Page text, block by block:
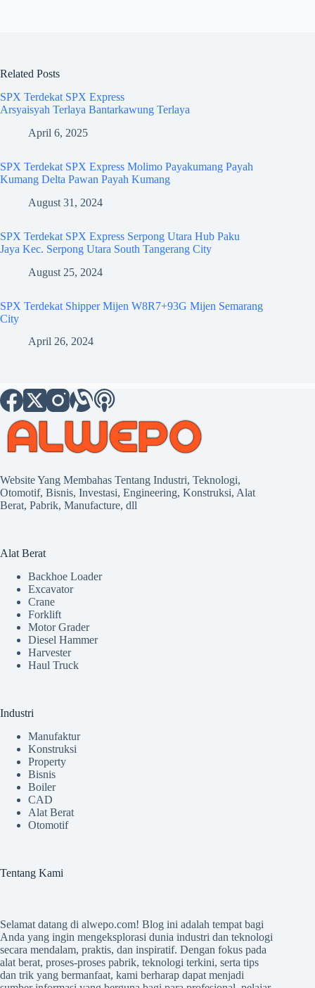
Related Posts
SPX Terdekat SPX Express
Arsyaisyah Terlaya Bantarkawung Terlaya
April 6, 2025
SPX Terdekat SPX Express Molimo Payakumang Payah
Kumang Delta Pawan Payah Kumang
August 31, 2024
SPX Terdekat SPX Express Serpong Utara Hub Paku
Jaya Kec. Serpong Utara South Tangerang City
August 25, 2024
SPX Terdekat Shipper Mijen W8R7+93G Mijen Semarang
City
April 26, 2024
Website Yang Membahas Tentang Industri, Teknologi,
Otomotif, Bisnis, Investasi, Engineering, Konstruksi, Alat
Berat, Pabrik, Manufacture, dll
Alat Berat
Backhoe Loader
Excavator
Crane
Forklift
Motor Grader
Diesel Hammer
Harvester
Haul Truck
Industri
Manufaktur
Konstruksi
Property
Bisnis
Boiler
CAD
Alat Berat
Otomotif
Tentang Kami
Selamat datang di alwepo.com! Blog ini adalah tempat bagi
Anda yang ingin mengeksplorasi dunia industri dan teknologi
secara mendalam, praktis, dan inspiratif. Dengan fokus pada
alat berat, proses-proses pabrik, teknologi terkini, serta tips
dan trik yang bermanfaat, kami berharap dapat menjadi